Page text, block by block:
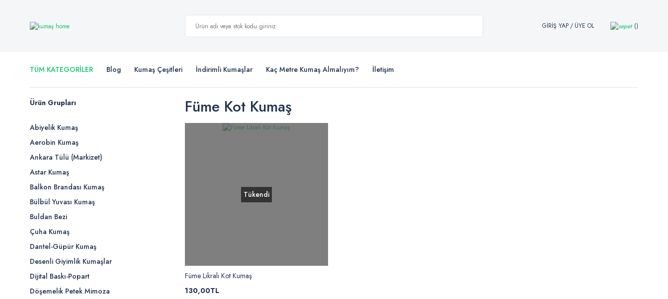
GİRİŞ YAP/ ÜYE OL
TÜM KATEGORİLER Blog Kumaş Çeşitleri İndirimli Kumaşlar Kaç Metre Kumaş Almalıyım? İletişim
Ürün Grupları
Abiyelik Kumaş
Aerobin Kumaş
Ankara Tülü (Markizet)
Astar Kumaş
Balkon Brandası Kumaş
Bülbül Yuvası Kumaş
Buldan Bezi
Çuha Kumaş
Dantel-Güpür Kumaş
Desenli Giyimlik Kumaşlar
Dijital Baskı-Popart
Döşemelik Petek Mimoza
Füme Kot Kumaş
Tükendi
Füme Likralı Kot Kumaş
130,00TL